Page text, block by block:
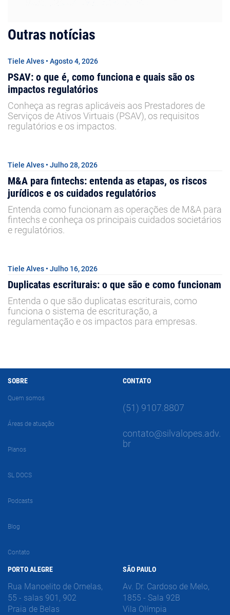
Outras notícias
Tiele Alves • Agosto 4, 2026
PSAV: o que é, como funciona e quais são os
impactos regulatórios
Conheça as regras aplicáveis aos Prestadores de
Serviços de Ativos Virtuais (PSAV), os requisitos
regulatórios e os impactos.
Tiele Alves • Julho 28, 2026
M&A para fintechs: entenda as etapas, os riscos
jurídicos e os cuidados regulatórios
Entenda como funcionam as operações de M&A para
fintechs e conheça os principais cuidados societários
e regulatórios.
Tiele Alves • Julho 16, 2026
Duplicatas escriturais: o que são e como funcionam
Entenda o que são duplicatas escriturais, como
funciona o sistema de escrituração, a
regulamentação e os impactos para empresas.
SOBRE
Quem somos
Áreas de atuação
Planos
SL DOCS
Podcasts
Blog
Contato
CONTATO
(51) 9107.8807
contato@silvalopes.adv.
br
PORTO ALEGRE
Rua Manoelito de Ornelas,
55 - salas 901, 902
Praia de Belas
SÃO PAULO
Av. Dr. Cardoso de Melo,
1855 - Sala 92B
Vila Olímpia